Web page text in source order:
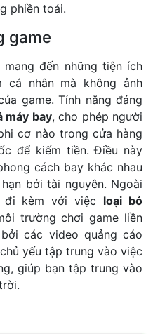
phiền toái.
game
đến những tiện ích
cá nhân mà không ảnh
game. Tính năng đáng
máy bay, cho phép người
cơ nào trong cửa hàng
để kiếm tiền. Điều này
cách bay khác nhau
bởi tài nguyên. Ngoài
đi kèm với việc loại bỏ
trường chơi game liền
các video quảng cáo
yếu tập trung vào việc
giúp bạn tập trung vào